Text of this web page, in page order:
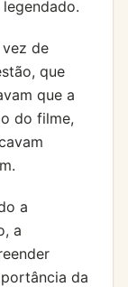
de
que
que a
do filme,
a
a
da